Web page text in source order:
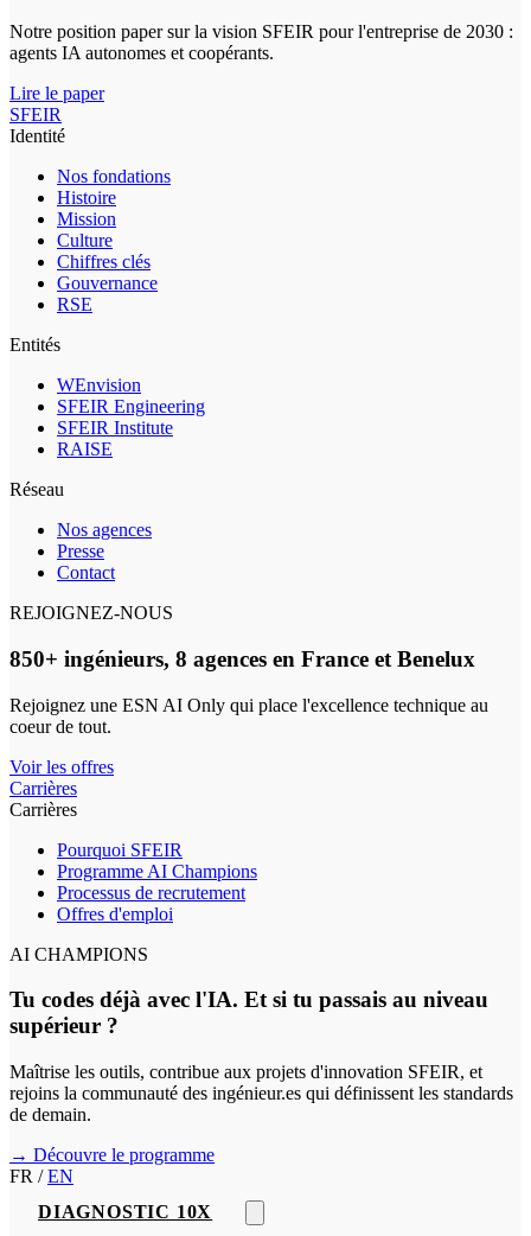
Notre position paper sur la vision SFEIR pour l'entreprise de 2030 :
agents IA autonomes et coopérants.
Lire le paper
SFEIR
Identité
Nos fondations
Histoire
Mission
Culture
Chiffres clés
Gouvernance
RSE
Entités
WEnvision
SFEIR Engineering
SFEIR Institute
RAISE
Réseau
Nos agences
Presse
Contact
REJOIGNEZ-NOUS
850+ ingénieurs, 8 agences en France et Benelux
Rejoignez une ESN AI Only qui place l'excellence technique au
coeur de tout.
Voir les offres
Carrières
Carrières
Pourquoi SFEIR
Programme AI Champions
Processus de recrutement
Offres d'emploi
AI CHAMPIONS
Tu codes déjà avec l'IA. Et si tu passais au niveau
supérieur ?
Maîtrise les outils, contribue aux projets d'innovation SFEIR, et
rejoins la communauté des ingénieur.es qui définissent les standards
de demain.
→ Découvre le programme
FR / EN
DIAGNOSTIC 10X